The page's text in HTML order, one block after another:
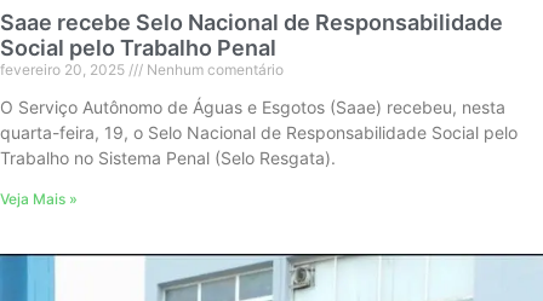
Saae recebe Selo Nacional de Responsabilidade
Social pelo Trabalho Penal
fevereiro 20, 2025 Nenhum comentário
O Serviço Autônomo de Águas e Esgotos (Saae) recebeu, nesta
quarta-feira, 19, o Selo Nacional de Responsabilidade Social pelo
Trabalho no Sistema Penal (Selo Resgata).
Veja Mais »